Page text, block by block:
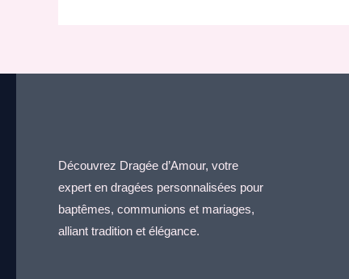
Découvrez Dragée d’Amour, votre
expert en dragées personnalisées pour
baptêmes, communions et mariages,
alliant tradition et élégance.